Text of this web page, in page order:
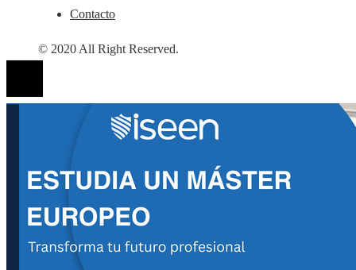
Contacto
© 2020 All Right Reserved.